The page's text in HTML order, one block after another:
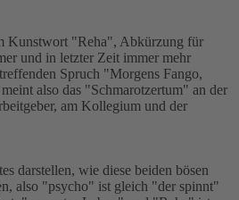
Kunstwort "Reha", Abkürzung für
und in letzter Zeit immer mehr
Spruch "Morgens Fango,
also das "Schmarotzertum" an der
am Kollegium und der
darstellen, wie diese beiden bösen
also "psycho" ist gleich "der spinnt"